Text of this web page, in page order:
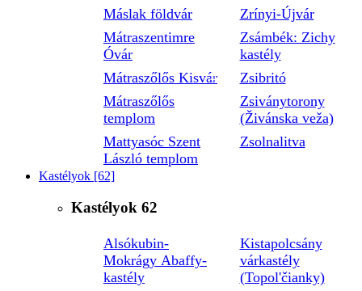
Máslak földvár
Mátraszentimre
Óvár
Mátraszőlős Kisvár
Mátraszőlős
templom
Mattyasóc Szent
László templom
Zrínyi-Újvár
Zsámbék: Zichy
kastély
Zsibritó
Zsiványtorony
(Živánska veža)
Zsolnalitva
Kastélyok [62]
Kastélyok 62
Alsókubin-
Mokrágy Abaffy-
kastély
Kistapolcsány
várkastély
(Topol'čianky)